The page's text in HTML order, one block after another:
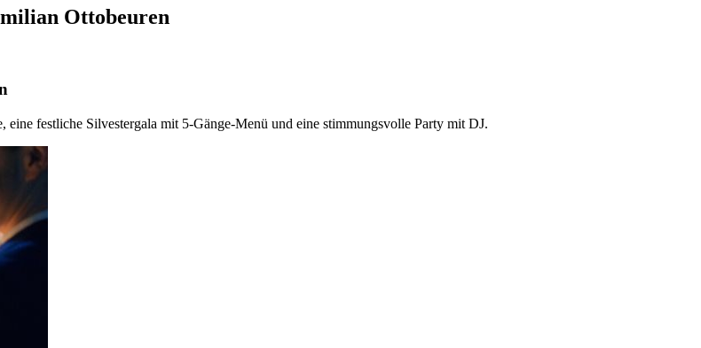
Ottobeuren
festliche Silvestergala mit 5-Gänge-Menü und eine stimmungsvolle Party mit DJ.